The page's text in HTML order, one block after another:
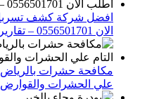
الان 0556501701‬‏ – تقارير معتمدة
علي الحشرات والقوارض